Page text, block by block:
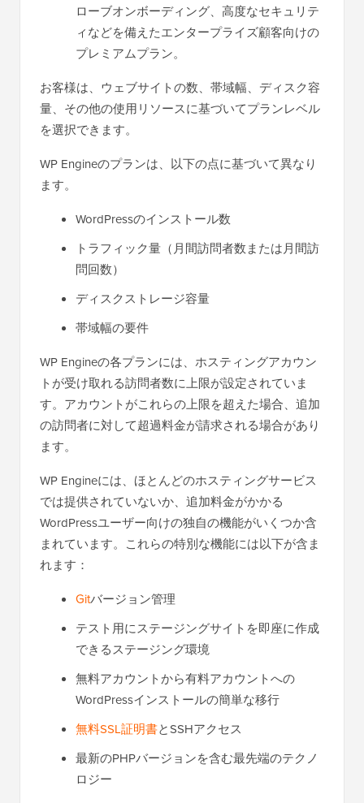
ローブオンボーディング、高度なセキュリテ
ィなどを備えたエンタープライズ顧客向けの
プレミアムプラン。
お客様は、ウェブサイトの数、帯域幅、ディスク容
量、その他の使用リソースに基づいてプランレベル
を選択できます。
WP Engineのプランは、以下の点に基づいて異なり
ます。
WordPressのインストール数
トラフィック量（月間訪問者数または月間訪
問回数）
ディスクストレージ容量
帯域幅の要件
WP Engineの各プランには、ホスティングアカウン
トが受け取れる訪問者数に上限が設定されていま
す。アカウントがこれらの上限を超えた場合、追加
の訪問者に対して超過料金が請求される場合があり
ます。
WP Engineには、ほとんどのホスティングサービス
では提供されていないか、追加料金がかかる
WordPressユーザー向けの独自の機能がいくつか含
まれています。これらの特別な機能には以下が含ま
れます：
Gitバージョン管理
テスト用にステージングサイトを即座に作成
できるステージング環境
無料アカウントから有料アカウントへの
WordPressインストールの簡単な移行
無料SSL証明書とSSHアクセス
最新のPHPバージョンを含む最先端のテクノ
ロジー